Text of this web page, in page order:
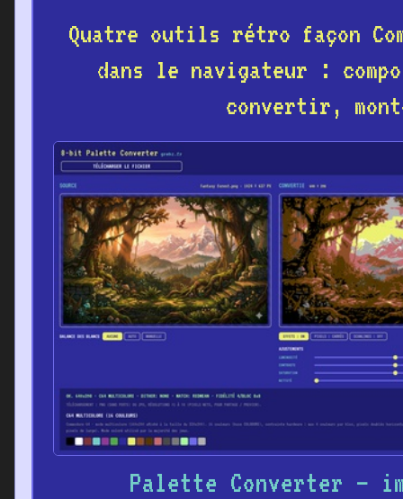
Quatre outils rétro façon
dans le navigateur :
convertir,
Palette Converter –